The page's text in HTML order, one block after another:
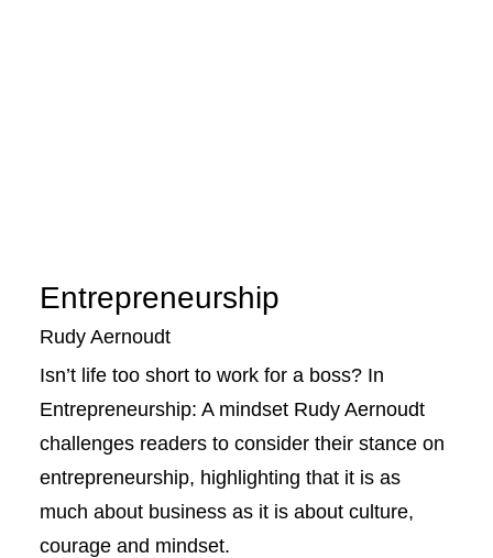
Entrepreneurship
Rudy Aernoudt
Isn’t life too short to work for a boss? In
Entrepreneurship: A mindset Rudy Aernoudt
challenges readers to consider their stance on
entrepreneurship, highlighting that it is as
much about business as it is about culture,
courage and mindset.